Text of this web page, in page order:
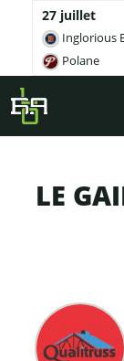
27 juillet
Inglorious
Polane
Skip to main
LE